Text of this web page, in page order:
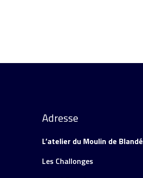
Adresse
L’atelier du Moulin de Blandé
Les Challonges